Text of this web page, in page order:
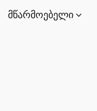
მწარმოებელი